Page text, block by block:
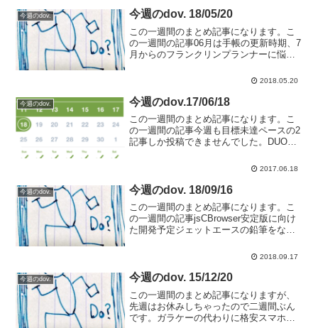
のだけれども、どれも強...
今週のdov. 今週のdov. 18/05/20
この一週間のまとめ記事になります。こ
の一週間の記事06月は手帳の更新時期、7
月からのフランクリンプランナーに悩む
ーディオブック）"復習のために再び聞き
分が望み通りにな...
2018.05.20
今週のdov. 今週のdov.17/06/18
この一週間のまとめ記事になります。こ
の一週間の記事今週も目標未達ペースの2
記事しか投稿できませんでした。DUO
出先でも単語学習ができる英語リーディ
本効率が10...
2017.06.18
今週のdov. 今週のdov. 18/09/16
この一週間のまとめ記事になります。こ
の一週間の記事jsCBrowser安定版に向け
た開発予定ジェットエースの鉛筆をなく
ことにしたよ。持ち歩きタブレットには
バーを...
2018.09.17
今週のdov. 今週のdov. 15/12/20
この一週間のまとめ記事になりますが、
先週はお休みしちゃったので二週間ぶん
です。ガラケーの代わりに格安スマホを